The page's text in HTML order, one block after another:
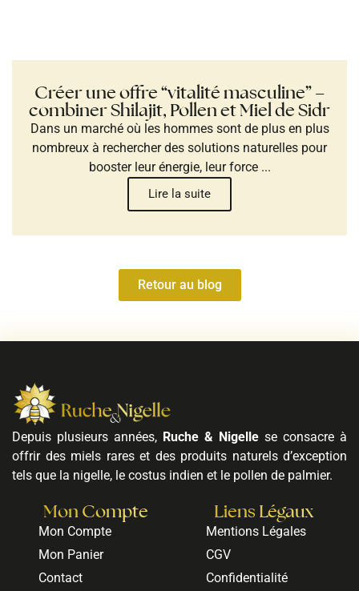
Créer une offre “vitalité masculine” –
combiner Shilajit, Pollen et Miel de Sidr
Dans un marché où les hommes sont de plus en plus
nombreux à rechercher des solutions naturelles pour
booster leur énergie, leur force ...
Lire la suite
Retour au blog
Depuis plusieurs années, Ruche & Nigelle se consacre à
offrir des miels rares et des produits naturels d’exception
tels que la nigelle, le costus indien et le pollen de palmier.
Mon Compte
Mon Compte
Mon Panier
Contact
Liens Légaux
Mentions Légales
CGV
Confidentialité